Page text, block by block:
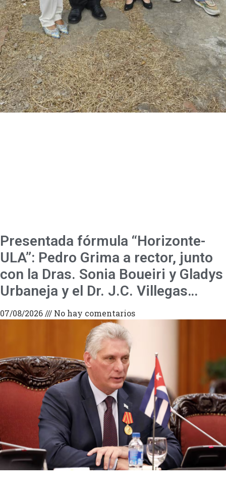
Presentada fórmula “Horizonte-
ULA”: Pedro Grima a rector, junto
con la Dras. Sonia Boueiri y Gladys
Urbaneja y el Dr. J.C. Villegas…
07/08/2026 No hay comentarios